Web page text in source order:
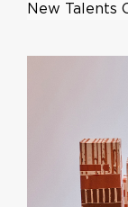
New Talents